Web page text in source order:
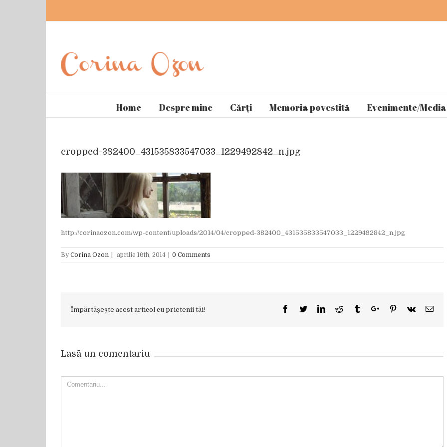
Home Despre mine Cărți Memoria povestită Evenimente/Media
cropped-382400_431535833547033_1229492842_n.jpg
http://corinaozon.com/wp-content/uploads/2014/04/cropped-382400_431535833547033_1229492842_n.jpg
By Corina Ozon aprilie 16th, 2014 0 Comments
Împărtășește acest articol cu prietenii tăi! Facebook
TwitterLinkedinReddit TumblrGoogle+Pinterest
Vk
Lasă un comentariu
Comment